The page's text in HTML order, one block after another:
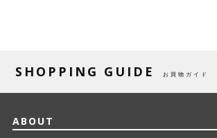
SHOPPING GUIDE お買物ガイド
ABOUT